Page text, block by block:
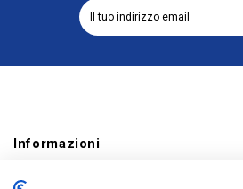
Riordinabile
Categoria Prodotto Party
Informazioni
Account